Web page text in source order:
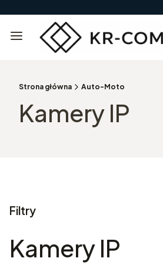
Menu
Strona główna Auto-Moto
Kamery IP
Filtry
Koniec filtrów
Kamery IP